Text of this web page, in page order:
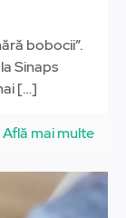
bobocii”.
Sinaps
[…]
Află mai multe